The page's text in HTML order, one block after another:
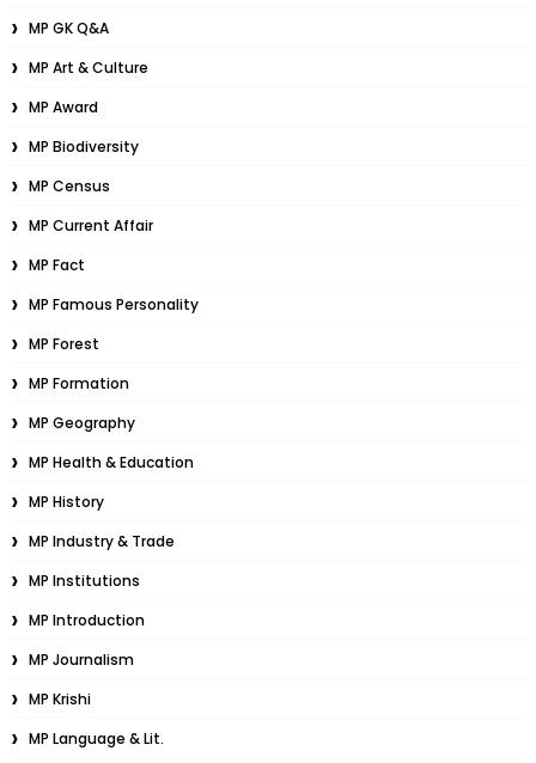
MP GK Q&A
MP Art & Culture
MP Award
MP Biodiversity
MP Census
MP Current Affair
MP Fact
MP Famous Personality
MP Forest
MP Formation
MP Geography
MP Health & Education
MP History
MP Industry & Trade
MP Institutions
MP Introduction
MP Journalism
MP Krishi
MP Language & Lit.